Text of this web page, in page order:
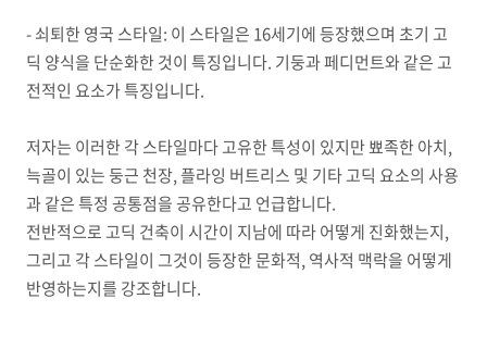
-쇠퇴한 영국 스타일: 이 스타일은 16세기에 등장했으며 초기 고
딕 양식을 단순화한 것이 특징입니다. 기둥과 페디먼트와 같은 고
전적인 요소가 특징입니다.
저자는 이러한 각 스타일마다 고유한 특성이 있지만 뾰족한 아치,
늑골이 있는 둥근 천장,플라잉 버트리스 및 기타 고딕 요소의 사용
과 같은 특정 공통점을 공유한다고 언급합니다.
전반적으로 고딕 건축이 시간이 지남에 따라 어떻게 진화했는지,
그리고 각 스타일이 그것이 등장한 문화적, 역사적 맥락을 어떻게
반영하는지를 강조합니다.